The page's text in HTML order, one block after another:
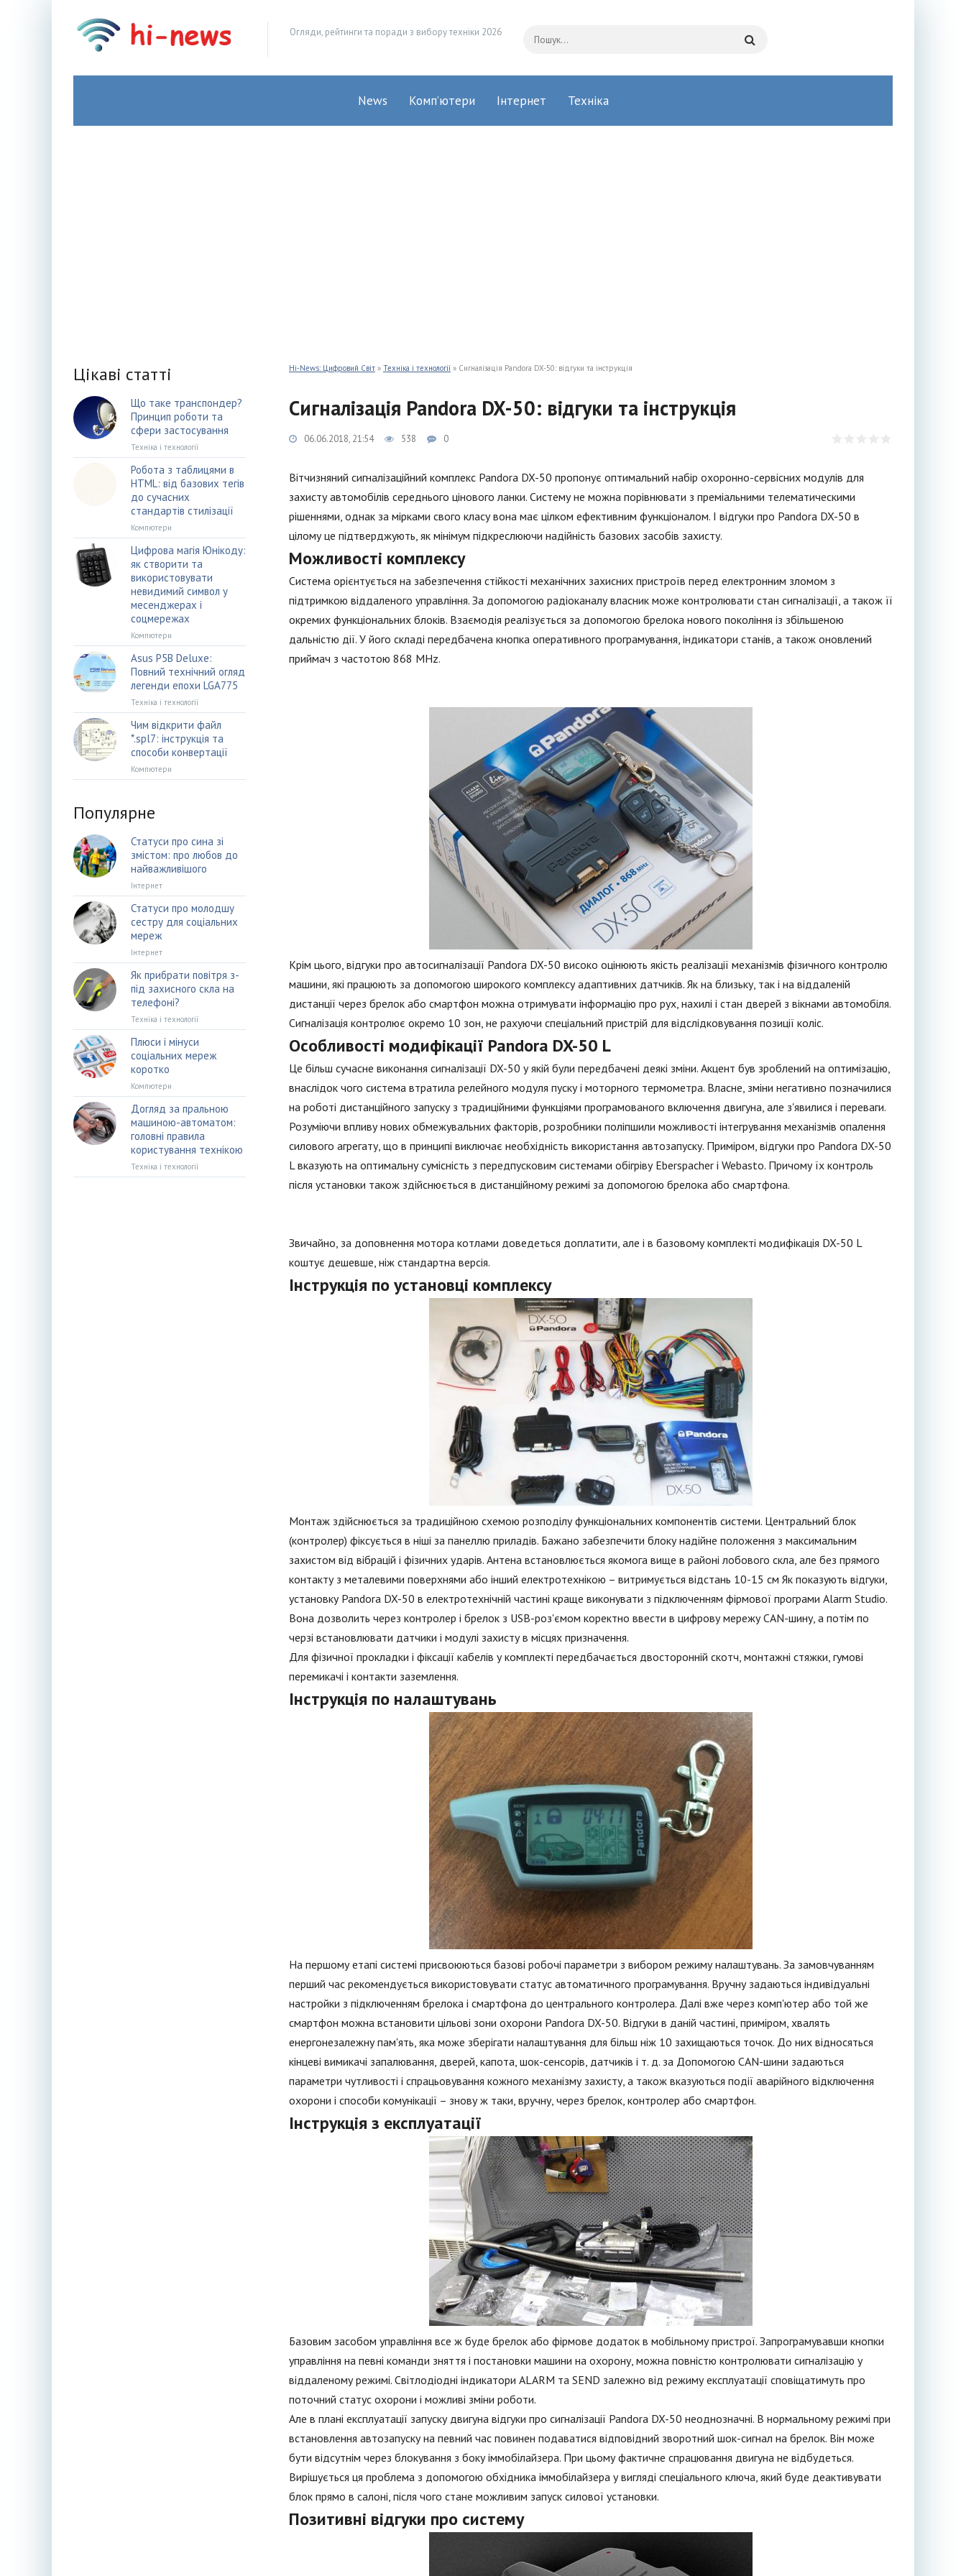
Огляди, рейтинги та поради з вибору техніки 2026
News Комп’ютери Інтернет Техніка
Hi-News: Цифровий Світ » Техніка і технології » Сигналізація Pandora DX-50: відгуки та інструкція
Сигналізація Pandora DX-50: відгуки та інструкція
06.06.2018, 21:54 538 0
Вітчизняний сигналізаційний комплекс Pandora DX-50 пропонує оптимальний набір охоронно-сервісних модулів для
захисту автомобілів середнього цінового ланки. Систему не можна порівнювати з преміальними телематическими
рішеннями, однак за мірками свого класу вона має цілком ефективним функціоналом. І відгуки про Pandora DX-50 в
цілому це підтверджують, як мінімум підкреслюючи надійність базових засобів захисту.
Можливості комплексу
Система орієнтується на забезпечення стійкості механічних захисних пристроїв перед електронним зломом з
підтримкою віддаленого управління. За допомогою радіоканалу власник може контролювати стан сигналізації, а також її
окремих функціональних блоків. Взаємодія реалізується за допомогою брелока нового покоління із збільшеною
дальністю дії. У його складі передбачена кнопка оперативного програмування, індикатори станів, а також оновлений
приймач з частотою 868 MHz.
Крім цього, відгуки про автосигналізації Pandora DX-50 високо оцінюють якість реалізації механізмів фізичного контролю
машини, які працюють за допомогою широкого комплексу адаптивних датчиків. Як на близьку, так і на віддаленій
дистанції через брелок або смартфон можна отримувати інформацію про рух, нахилі і стан дверей з вікнами автомобіля.
Сигналізація контролює окремо 10 зон, не рахуючи спеціальний пристрій для відслідковування позиції коліс.
Особливості модифікації Pandora DX-50 L
Це більш сучасне виконання сигналізації DX-50 у якій були передбачені деякі зміни. Акцент був зроблений на оптимізацію,
внаслідок чого система втратила релейного модуля пуску і моторного термометра. Власне, зміни негативно позначилися
на роботі дистанційного запуску з традиційними функціями програмованого включення двигуна, але з'явилися і переваги.
Розуміючи впливу нових обмежувальних факторів, розробники поліпшили можливості інтегрування механізмів опалення
силового агрегату, що в принципі виключає необхідність використання автозапуску. Приміром, відгуки про Pandora DX-50
L вказують на оптимальну сумісність з передпусковим системами обігріву Eberspacher і Webasto. Причому їх контроль
після установки також здійснюється в дистанційному режимі за допомогою брелока або смартфона.
Звичайно, за доповнення мотора котлами доведеться доплатити, але і в базовому комплекті модифікація DX-50 L
коштує дешевше, ніж стандартна версія.
Інструкція по установці комплексу
Монтаж здійснюється за традиційною схемою розподілу функціональних компонентів системи. Центральний блок
(контролер) фіксується в ніші за панеллю приладів. Бажано забезпечити блоку надійне положення з максимальним
захистом від вібрацій і фізичних ударів. Антена встановлюється якомога вище в районі лобового скла, але без прямого
контакту з металевими поверхнями або інший електротехнікою – витримується відстань 10-15 см Як показують відгуки,
установку Pandora DX-50 в електротехнічній частині краще виконувати з підключенням фірмової програми Alarm Studio.
Вона дозволить через контролер і брелок з USB-роз'ємом коректно ввести в цифрову мережу CAN-шину, а потім по
черзі встановлювати датчики і модулі захисту в місцях призначення.
Для фізичної прокладки і фіксації кабелів у комплекті передбачається двосторонній скотч, монтажні стяжки, гумові
перемикачі і контакти заземлення.
Інструкція по налаштувань
На першому етапі системі присвоюються базові робочі параметри з вибором режиму налаштувань. За замовчуванням
перший час рекомендується використовувати статус автоматичного програмування. Вручну задаються індивідуальні
настройки з підключенням брелока і смартфона до центрального контролера. Далі вже через комп'ютер або той же
смартфон можна встановити цільові зони охорони Pandora DX-50. Відгуки в даній частині, приміром, хвалять
енергонезалежну пам'ять, яка може зберігати налаштування для більш ніж 10 захищаються точок. До них відносяться
кінцеві вимикачі запалювання, дверей, капота, шок-сенсорів, датчиків і т. д. за Допомогою CAN-шини задаються
параметри чутливості і спрацьовування кожного механізму захисту, а також вказуються події аварійного відключення
охорони і способи комунікації – знову ж таки, вручну, через брелок, контролер або смартфон.
Інструкція з експлуатації
Базовим засобом управління все ж буде брелок або фірмове додаток в мобільному пристрої. Запрограмувавши кнопки
управління на певні команди зняття і постановки машини на охорону, можна повністю контролювати сигналізацію у
віддаленому режимі. Світлодіодні індикатори ALARM та SEND залежно від режиму експлуатації сповіщатимуть про
поточний статус охорони і можливі зміни роботи.
Але в плані експлуатації запуску двигуна відгуки про сигналізації Pandora DX-50 неоднозначні. В нормальному режимі при
встановлення автозапуску на певний час повинен подаватися відповідний зворотний шок-сигнал на брелок. Він може
бути відсутнім через блокування з боку іммобілайзера. При цьому фактичне спрацювання двигуна не відбудеться.
Вирішується ця проблема з допомогою обхідника іммобілайзера у вигляді спеціального ключа, який буде деактивувати
блок прямо в салоні, після чого стане можливим запуск силової установки.
Позитивні відгуки про систему
Цікаві статті
Що таке транспондер?
Принцип роботи та
сфери застосування
Техніка і технології
Робота з таблицями в
HTML: від базових тегів
до сучасних
стандартів стилізації
Компютери
Цифрова магія Юнікоду:
як створити та
використовувати
невидимий символ у
месенджерах і
соцмережах
Компютери
Asus P5B Deluxe:
Повний технічний огляд
легенди епохи LGA775
Техніка і технології
Чим відкрити файл
*.spl7: інструкція та
способи конвертації
Компютери
Популярне
Статуси про сина зі
змістом: про любов до
найважливішого
Інтернет
Статуси про молодшу
сестру для соціальних
мереж
Інтернет
Як прибрати повітря з-
під захисного скла на
телефоні?
Техніка і технології
Плюси і мінуси
соціальних мереж
коротко
Компютери
Догляд за пральною
машиною-автоматом:
головні правила
користування технікою
Техніка і технології